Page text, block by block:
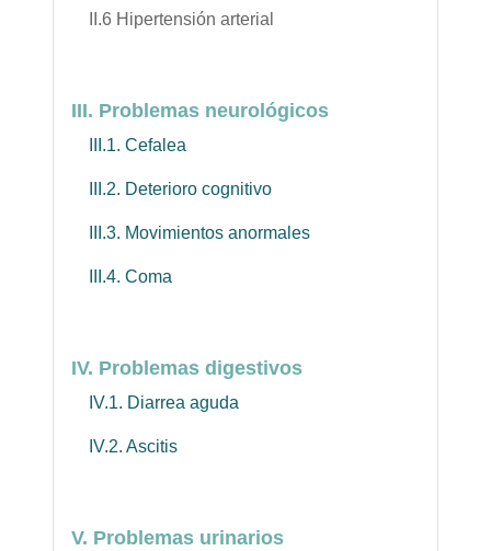
II.6 Hipertensión arterial
III. Problemas neurológicos
III.1. Cefalea
III.2. Deterioro cognitivo
III.3. Movimientos anormales
III.4. Coma
IV. Problemas digestivos
IV.1. Diarrea aguda
IV.2. Ascitis
V. Problemas urinarios